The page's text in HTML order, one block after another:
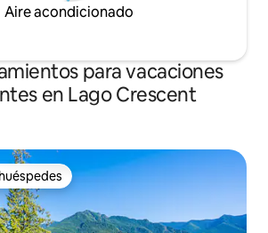
Aire acondicionado
para vacaciones
en Lago Crescent
más destacados